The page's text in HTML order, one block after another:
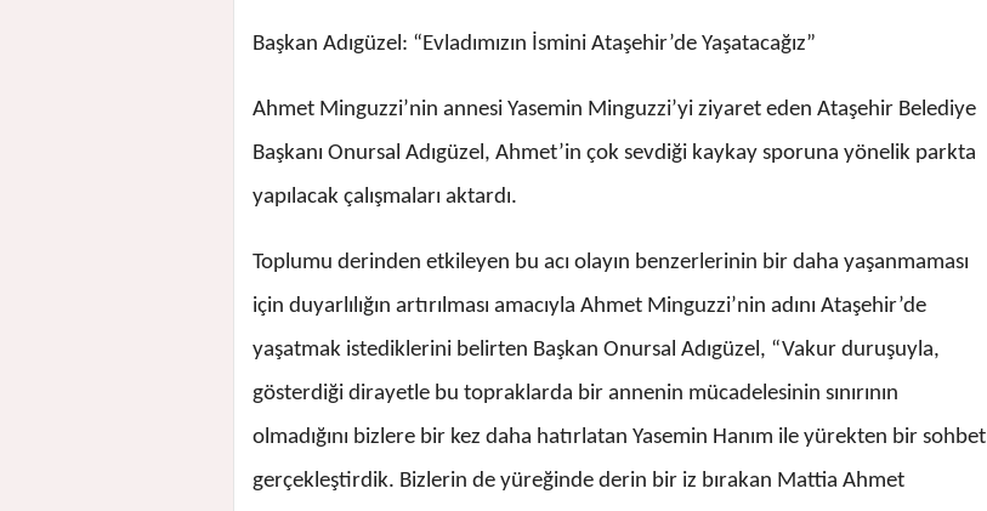
Başkan Adıgüzel: “Evladımızın İsmini Ataşehir’de Yaşatacağız”
Ahmet Minguzzi’nin annesi Yasemin Minguzzi’yi ziyaret eden Ataşehir Belediye
Başkanı Onursal Adıgüzel, Ahmet’in çok sevdiği kaykay sporuna yönelik parkta
yapılacak çalışmaları aktardı.
Toplumu derinden etkileyen bu acı olayın benzerlerinin bir daha yaşanmaması
için duyarlılığın artırılması amacıyla Ahmet Minguzzi’nin adını Ataşehir’de
yaşatmak istediklerini belirten Başkan Onursal Adıgüzel, “Vakur duruşuyla,
gösterdiği dirayetle bu topraklarda bir annenin mücadelesinin sınırının
olmadığını bizlere bir kez daha hatırlatan Yasemin Hanım ile yürekten bir sohbet
gerçekleştirdik. Bizlerin de yüreğinde derin bir iz bırakan Mattia Ahmet